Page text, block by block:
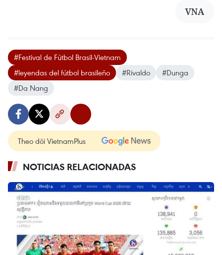
VNA
#Festival de Fútbol Brasil-Vietnam
#leyendas del fútbol brasileño
#Rivaldo
#Dunga
#Da Nang
Theo dõi VietnamPlus
NOTICIAS RELACIONADAS